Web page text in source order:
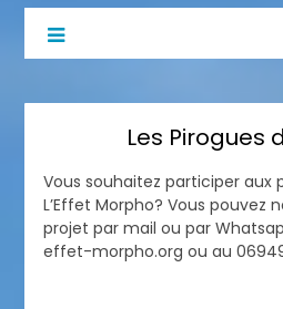
Les Pirogues
Vous souhaitez participer aux
L’Effet Morpho? Vous pouvez
projet par mail ou par
effet-morpho.org ou au